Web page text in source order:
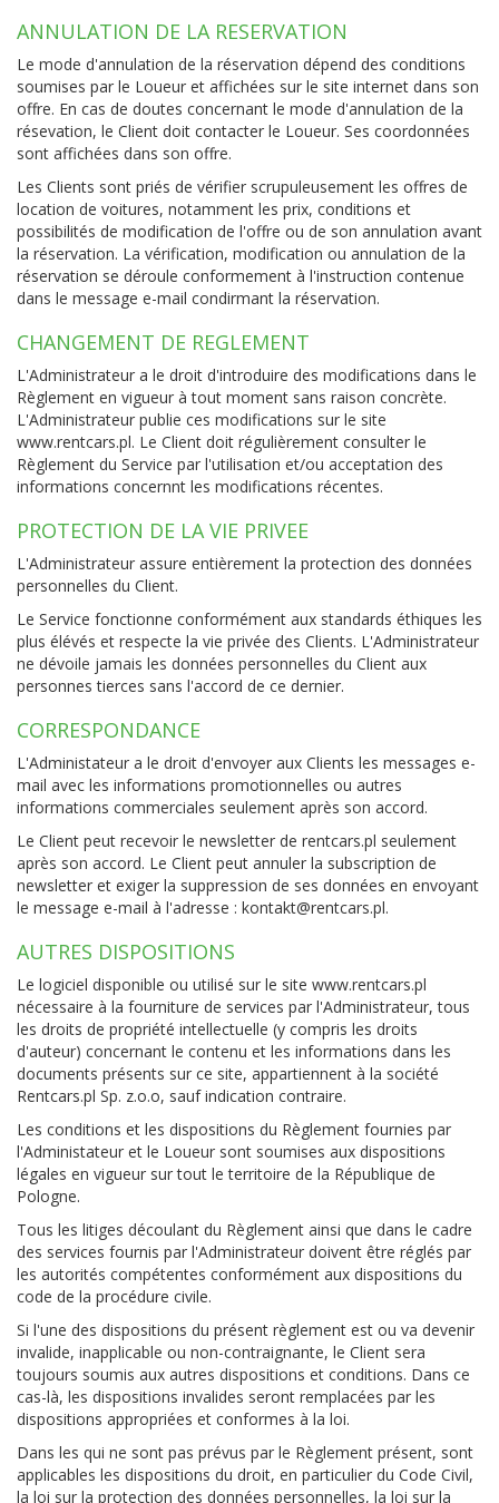
ANNULATION DE LA RESERVATION
Le mode d'annulation de la réservation dépend des conditions
soumises par le Loueur et affichées sur le site internet dans son
offre. En cas de doutes concernant le mode d'annulation de la
résevation, le Client doit contacter le Loueur. Ses coordonnées
sont affichées dans son offre.
Les Clients sont priés de vérifier scrupuleusement les offres de
location de voitures, notamment les prix, conditions et
possibilités de modification de l'offre ou de son annulation avant
la réservation. La vérification, modification ou annulation de la
réservation se déroule conformement à l'instruction contenue
dans le message e-mail condirmant la réservation.
CHANGEMENT DE REGLEMENT
L'Administrateur a le droit d'introduire des modifications dans le
Règlement en vigueur à tout moment sans raison concrète.
L'Administrateur publie ces modifications sur le site
www.rentcars.pl. Le Client doit régulièrement consulter le
Règlement du Service par l'utilisation et/ou acceptation des
informations concernnt les modifications récentes.
PROTECTION DE LA VIE PRIVEE
L'Administrateur assure entièrement la protection des données
personnelles du Client.
Le Service fonctionne conformément aux standards éthiques les
plus élévés et respecte la vie privée des Clients. L'Administrateur
ne dévoile jamais les données personnelles du Client aux
personnes tierces sans l'accord de ce dernier.
CORRESPONDANCE
L'Administateur a le droit d'envoyer aux Clients les messages e-
mail avec les informations promotionnelles ou autres
informations commerciales seulement après son accord.
Le Client peut recevoir le newsletter de rentcars.pl seulement
après son accord. Le Client peut annuler la subscription de
newsletter et exiger la suppression de ses données en envoyant
le message e-mail à l'adresse : kontakt@rentcars.pl.
AUTRES DISPOSITIONS
Le logiciel disponible ou utilisé sur le site www.rentcars.pl
nécessaire à la fourniture de services par l'Administrateur, tous
les droits de propriété intellectuelle (y compris les droits
d'auteur) concernant le contenu et les informations dans les
documents présents sur ce site, appartiennent à la société
Rentcars.pl Sp. z.o.o, sauf indication contraire.
Les conditions et les dispositions du Règlement fournies par
l'Administateur et le Loueur sont soumises aux dispositions
légales en vigueur sur tout le territoire de la République de
Pologne.
Tous les litiges découlant du Règlement ainsi que dans le cadre
des services fournis par l'Administrateur doivent être réglés par
les autorités compétentes conformément aux dispositions du
code de la procédure civile.
Si l'une des dispositions du présent règlement est ou va devenir
invalide, inapplicable ou non-contraignante, le Client sera
toujours soumis aux autres dispositions et conditions. Dans ce
cas-là, les dispositions invalides seront remplacées par les
dispositions appropriées et conformes à la loi.
Dans les qui ne sont pas prévus par le Règlement présent, sont
applicables les dispositions du droit, en particulier du Code Civil,
la loi sur la protection des données personnelles, la loi sur la